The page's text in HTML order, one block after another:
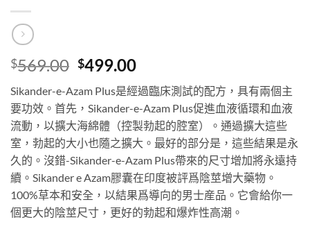
$569.00 Original
was:
$569.00.
$499.00Current
price
is:
$499.00.
Sikander-e-Azam Plus是經過臨床測試的配方，具有兩個主
要功效。首先，Sikander-e-Azam Plus促進血液循環和血液
流動，以擴大海綿體（控製勃起的腔室）。通過擴大這些
室，勃起的大小也隨之擴大。最好的部分是，這些結果是永
久的。沒錯-Sikander-e-Azam Plus帶來的尺寸增加將永遠持
續。Sikander e Azam膠囊在印度被評爲陰莖增大藥物。
100%草本和安全，以結果爲導向的男士産品。它會給你一
個更大的陰莖尺寸，更好的勃起和爆炸性高潮。